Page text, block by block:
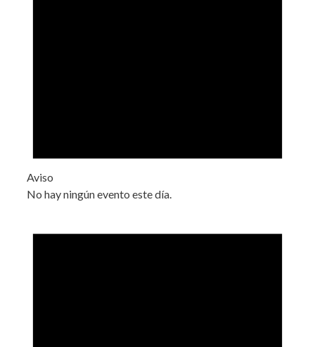
Aviso
No hay ningún evento este día.